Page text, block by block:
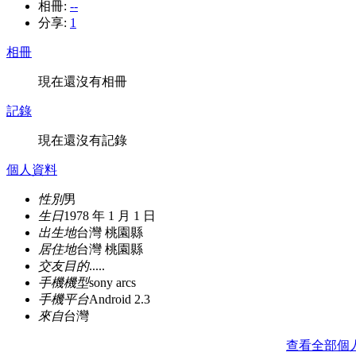
相冊: --
分享: 1
相冊
現在還沒有相冊
記錄
現在還沒有記錄
個人資料
性別男
生日1978 年 1 月 1 日
出生地台灣 桃園縣
居住地台灣 桃園縣
交友目的.....
手機機型sony arcs
手機平台Android 2.3
來自台灣
查看全部個